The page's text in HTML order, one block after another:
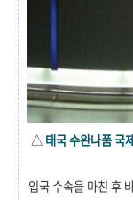
△ 태국 수완나품 국
입국 수속을 마친 후